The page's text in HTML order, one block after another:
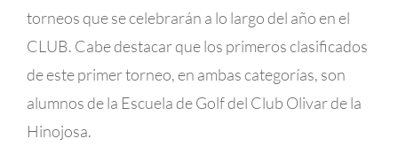
torneos que se celebrarán a lo largo del año en el
CLUB. Cabe destacar que los primeros clasificados
de este primer torneo, en ambas categorías, son
alumnos de la Escuela de Golf del Club Olivar de la
Hinojosa.